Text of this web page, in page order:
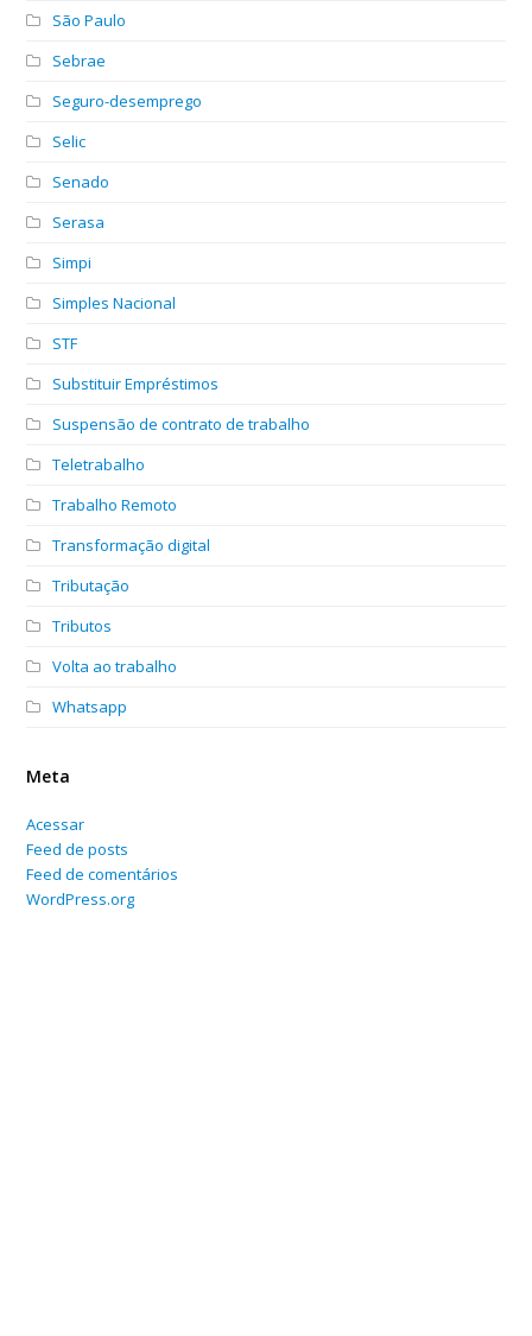
São Paulo
Sebrae
Seguro-desemprego
Selic
Senado
Serasa
Simpi
Simples Nacional
STF
Substituir Empréstimos
Suspensão de contrato de trabalho
Teletrabalho
Trabalho Remoto
Transformação digital
Tributação
Tributos
Volta ao trabalho
Whatsapp
Meta
Acessar
Feed de posts
Feed de comentários
WordPress.org